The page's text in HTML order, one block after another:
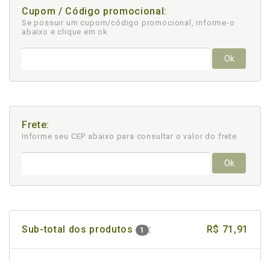
Cupom / Código promocional:
Se possuir um cupom/código promocional, informe-o
abaixo e clique em ok
Ok
Frete:
Informe seu CEP abaixo para consultar o valor do frete.
Ok
Sub-total dos produtos 1 : R$ 71,91